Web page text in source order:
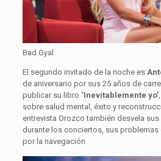
Bad Gyal
El segundo invitado de la noche es
de aniversario por sus 25 años de
publicar su libro ‘Inevitablemente yo’
sobre salud mental, éxito y
entrevista Orozco también desvela
durante los conciertos, sus problemas
por la navegación.